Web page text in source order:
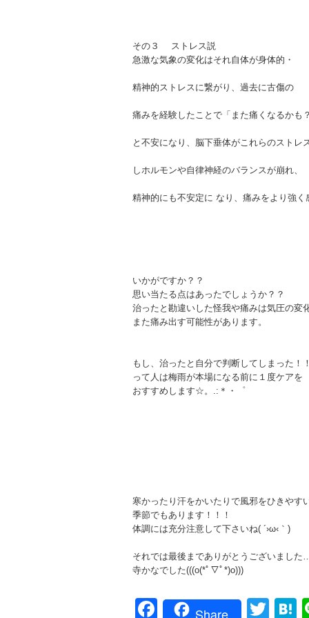
その３ ストレス説
急激な気象の変化はそれ自体が身体的・
精神的ストレスに繋がり、過去に古傷の
痛みを経験したことで「また痛くなるかも？
と不安になり、脳下垂体がこれらのストレ
しホルモンや自律神経のバランスが崩れ、
精神的にも不安定に なり、痛みをより強く
いかがですか？？
思い当たる点はあったでしょうか？？
治ったと勘違いした怪我や痛みは気圧の変
また痛み出す可能性があります。
もし、治ったと自分で判断してしまった！
って人は梅雨が本場になる前に１度ケアを
おすすめします☆。.:＊・゜
寒かったり汗をかいたりで風邪をひきやす
季節でもあります！！！
体調には充分注意して下さいね( ´›ω‹｀)
それでは最後までありがとうございました
寺かなでした(((o(*ﾟ▽ﾟ*)o)))
Facebook
Share